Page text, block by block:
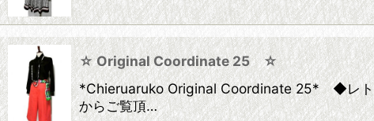
☆ Original Coordinate 25 ☆
*Chieruaruko Original Coordinate 25* ◆レト
からご覧頂…